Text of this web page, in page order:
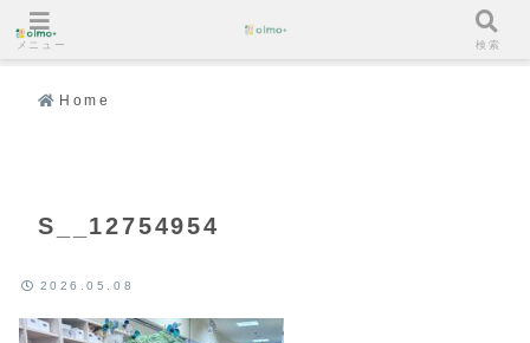
Home
S__12754954
2026.05.08
メニュー 検索